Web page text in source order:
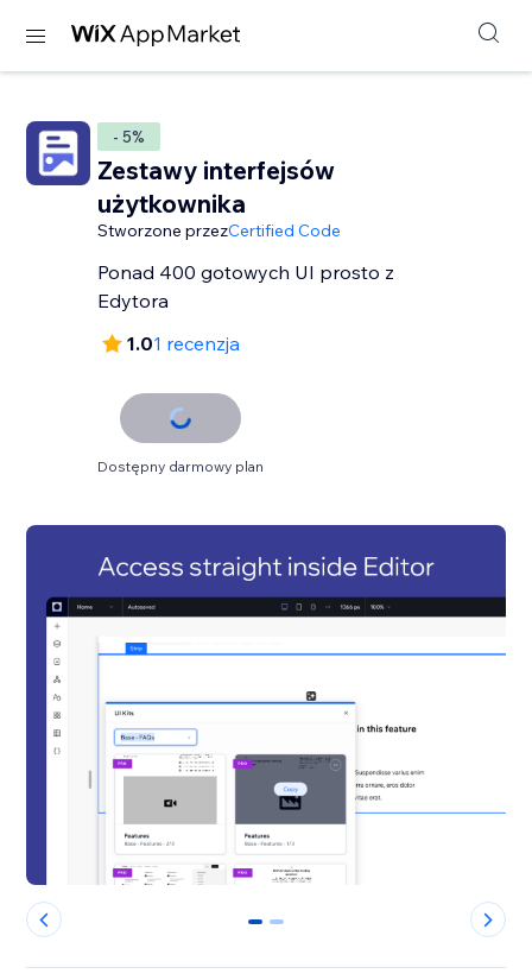
- 5%
Zestawy interfejsów
użytkownika
Stworzone przezCertified Code
Ponad 400 gotowych UI prosto z
Edytora
1.01 recenzja
Dostępny darmowy plan
0 1